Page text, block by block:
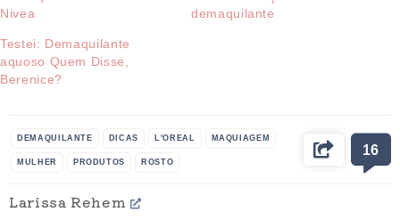
Nivea
demaquilante
Testei: Demaquilante
aquoso Quem Disse,
Berenice?
DEMAQUILANTE DICAS L'OREAL MAQUIAGEM
MULHER PRODUTOS ROSTO
16
Larissa Rehem